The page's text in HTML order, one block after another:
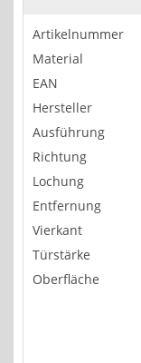
Artikelnummer
Material
EAN
Hersteller
Ausführung
Richtung
Lochung
Entfernung
Vierkant
Türstärke
Oberfläche